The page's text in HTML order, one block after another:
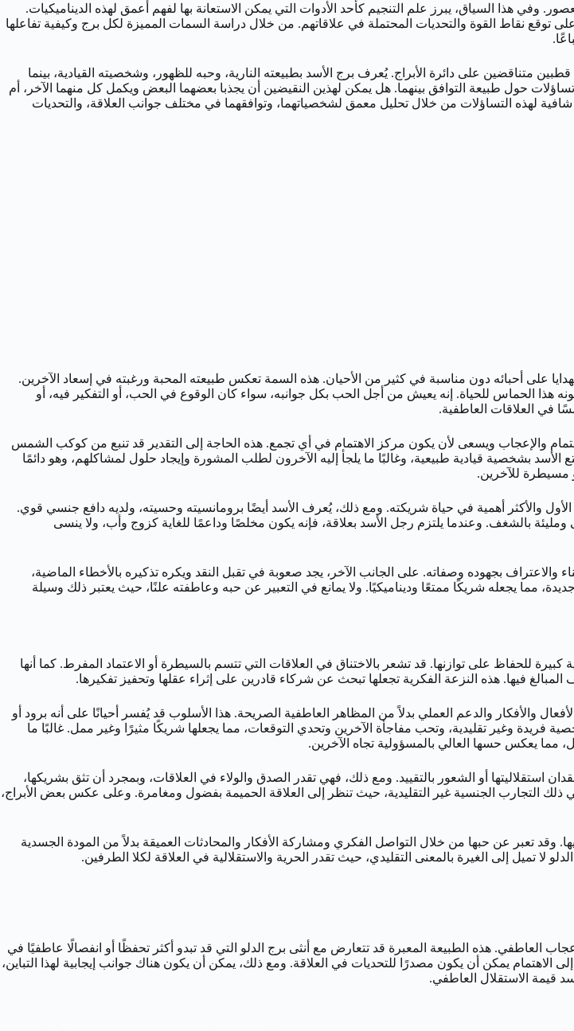
وفي هذا السياق، يبرز علم التنجيم كأحد الأدوات التي يمكن الاستعانة بها لفهم أعمق لهذه الديناميكيات.
على توقع نقاط القوة والتحديات المحتملة في علاقاتهم. من خلال دراسة السمات المميزة لكل برج وكيفية تفاعلها
متناقضين على دائرة الأبراج. يُعرف برج الأسد بطبيعته النارية، وحبه للظهور، وشخصيته القيادية، بينما
تساؤلات حول طبيعة التوافق بينهما. هل يمكن لهذين النقيضين أن يجذبا بعضهما البعض ويكمل كل منهما الآخر، أم
لهذه التساؤلات من خلال تحليل معمق لشخصياتهما، وتوافقهما في مختلف جوانب العلاقة، والتحديات
على أحبائه دون مناسبة في كثير من الأحيان. هذه السمة تعكس طبيعته المحبة ورغبته في إسعاد الآخرين.
هذا الحماس للحياة. إنه يعيش من أجل الحب بكل جوانبه، سواء كان الوقوع في الحب، أو التفكير فيه، أو
في العلاقات العاطفية.
والإعجاب ويسعى لأن يكون مركز الاهتمام في أي تجمع. هذه الحاجة إلى التقدير قد تنبع من كوكب الشمس
بشخصية قيادية طبيعية، وغالبًا ما يلجأ إليه الآخرون لطلب المشورة وإيجاد حلول لمشاكلهم، وهو دائمًا
مسيطرة للآخرين.
والأكثر أهمية في حياة شريكته. ومع ذلك، يُعرف الأسد أيضًا برومانسيته وحسيته، ولديه دافع جنسي قوي.
بالشغف. وعندما يلتزم رجل الأسد بعلاقة، فإنه يكون مخلصًا وداعمًا للغاية كزوج وأب، ولا ينسى
بجهوده وصفاته. على الجانب الآخر، يجد صعوبة في تقبل النقد ويكره تذكيره بالأخطاء الماضية،
مما يجعله شريكًا ممتعًا وديناميكيًا. ولا يمانع في التعبير عن حبه وعاطفته علنًا، حيث يعتبر ذلك وسيلة
للحفاظ على توازنها. قد تشعر بالاختناق في العلاقات التي تتسم بالسيطرة أو الاعتماد المفرط. كما أنها
فيها. هذه النزعة الفكرية تجعلها تبحث عن شركاء قادرين على إثراء عقلها وتحفيز تفكيرها.
والأفكار والدعم العملي بدلاً من المظاهر العاطفية الصريحة. هذا الأسلوب قد يُفسر أحيانًا على أنه برود أو
فريدة وغير تقليدية، وتحب مفاجأة الآخرين وتحدي التوقعات، مما يجعلها شريكًا مثيرًا وغير ممل. غالبًا ما
مما يعكس حسها العالي بالمسؤولية تجاه الآخرين.
استقلاليتها أو الشعور بالتقييد. ومع ذلك، فهي تقدر الصدق والولاء في العلاقات، وبمجرد أن تثق بشريكها،
في ذلك التجارب الجنسية غير التقليدية، حيث تنظر إلى العلاقة الحميمة بفضول ومغامرة. وعلى عكس بعض الأبراج،
تعبر عن حبها من خلال التواصل الفكري ومشاركة الأفكار والمحادثات العميقة بدلاً من المودة الجسدية
تميل إلى الغيرة بالمعنى التقليدي، حيث تقدر الحرية والاستقلالية في العلاقة لكلا الطرفين.
هذه الطبيعة المعبرة قد تتعارض مع أنثى برج الدلو التي قد تبدو أكثر تحفظًا أو انفصالًا عاطفيًا في
الاهتمام يمكن أن يكون مصدرًا للتحديات في العلاقة. ومع ذلك، يمكن أن يكون هناك جوانب إيجابية لهذا التباين،
قيمة الاستقلال العاطفي.